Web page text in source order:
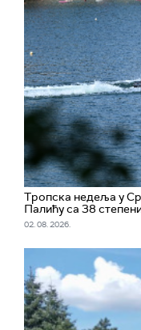
Тропска недеља у
Палићу са 38
02. 08. 2026.